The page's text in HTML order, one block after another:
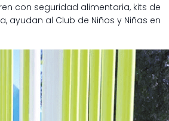
con seguridad alimentaria, kits de
ayudan al Club de Niños y Niñas en